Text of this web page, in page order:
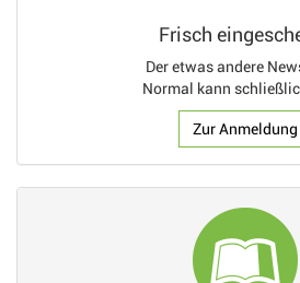
Frisch
Der etwas andere
Normal kann
Zur Anmeldung